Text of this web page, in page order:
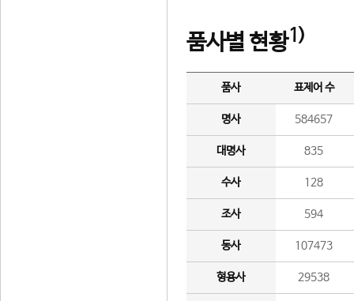
품사별 현황1)
품사 표제어 수
명사 584657
대명사 835
수사 128
조사 594
동사 107473
형용사 29538